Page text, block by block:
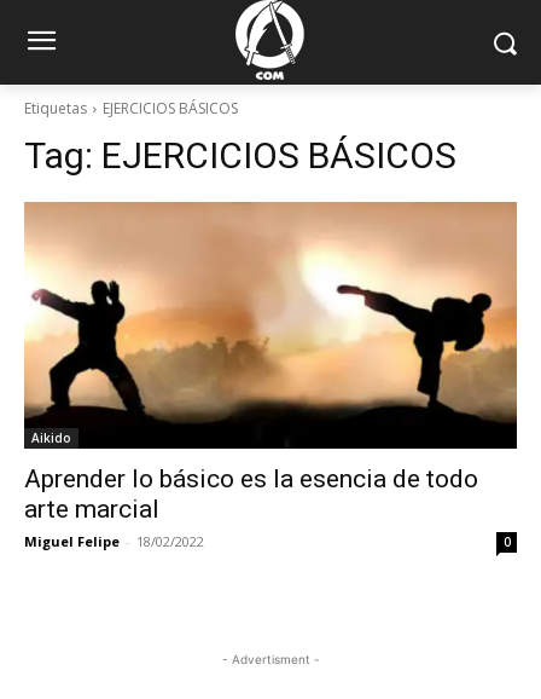
Etiquetas EJERCICIOS BÁSICOS
Tag: EJERCICIOS BÁSICOS
Aikido
Aprender lo básico es la esencia de todo
arte marcial
Miguel Felipe - 18/02/2022 0
- Advertisment -